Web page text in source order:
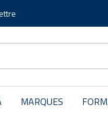
MARQUES